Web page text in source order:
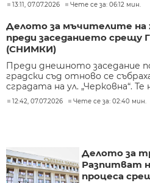
13:11, 07.07.2026 Чете се за: 06:12 мин.
Делото за мъчителите
преди заседанието срещу
(СНИМКИ)
Преди днешното заседание
градски съд отново се
сградата на ул. „Черковна“. Те
12:42, 07.07.2026 Чете се за: 02:40 мин.
Делото за
Разпитват
процеса